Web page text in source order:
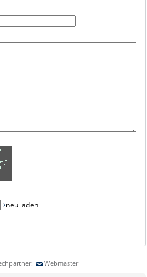
neu laden
Webmaster